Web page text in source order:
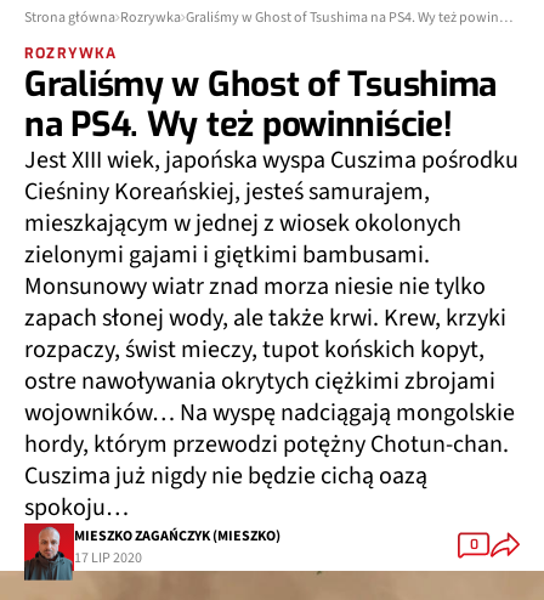
Strona główna Rozrywka Graliśmy w Ghost of Tsushima na PS4. Wy też powinniście!
ROZRYWKA
Graliśmy w Ghost of Tsushima
na PS4. Wy też powinniście!
Jest XIII wiek, japońska wyspa Cuszima pośrodku
Cieśniny Koreańskiej, jesteś samurajem,
mieszkającym w jednej z wiosek okolonych
zielonymi gajami i giętkimi bambusami.
Monsunowy wiatr znad morza niesie nie tylko
zapach słonej wody, ale także krwi. Krew, krzyki
rozpaczy, świst mieczy, tupot końskich kopyt,
ostre nawoływania okrytych ciężkimi zbrojami
wojowników… Na wyspę nadciągają mongolskie
hordy, którym przewodzi potężny Chotun-chan.
Cuszima już nigdy nie będzie cichą oazą
spokoju…
MIESZKO ZAGAŃCZYK (MIESZKO)
17 LIP 2020
0